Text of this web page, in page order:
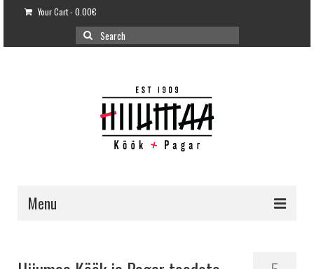
Your Cart-0.00€
Search
for:
Menu
KLIENDITUGI